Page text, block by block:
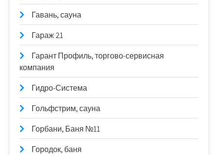
Гавань, сауна
Гараж 21
Гарант Профиль, торгово-сервисная
компания
Гидро-Система
Гольфстрим, сауна
Горбани, Баня №11
Городок, баня